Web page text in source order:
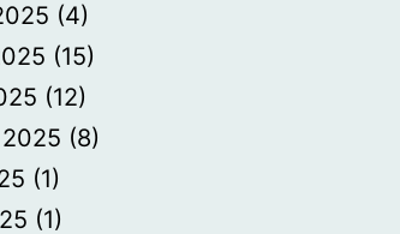
(4)
(15)
(12)
(8)
(1)
(1)